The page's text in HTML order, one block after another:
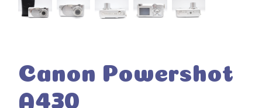
Canon Powershot
A430